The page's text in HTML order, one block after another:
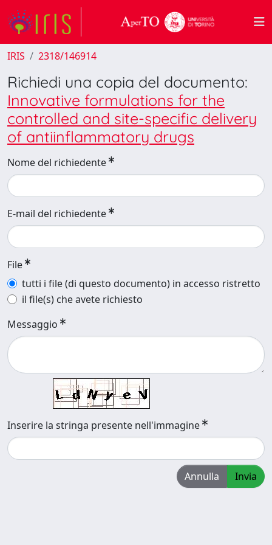
IRIS 2318/146914
Richiedi una copia del documento:
Innovative formulations for the
controlled and site-specific delivery
of antiinflammatory drugs
Nome del richiedente
E-mail del richiedente
File
tutti i file (di questo documento) in accesso ristretto
il file(s) che avete richiesto
Messaggio
Inserire la stringa presente nell'immagine
Annulla Invia